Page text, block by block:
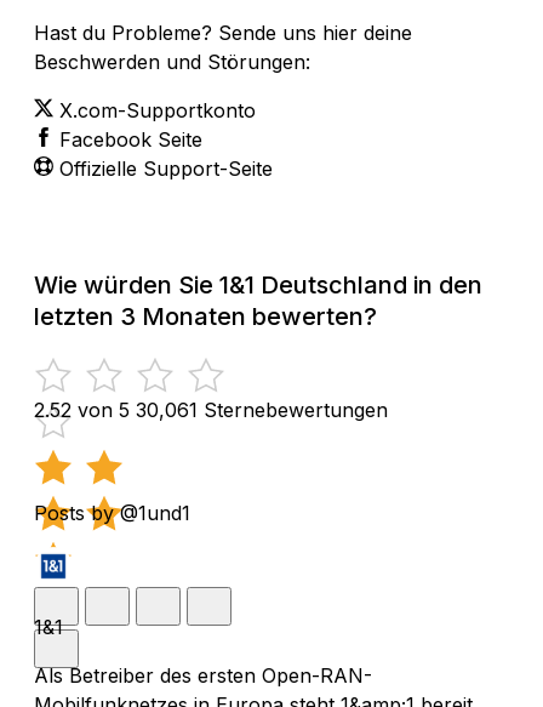
Hast du Probleme? Sende uns hier deine
Beschwerden und Störungen:
X.com-Supportkonto
Facebook Seite
Offizielle Support-Seite
Wie würden Sie 1&1 Deutschland in den
letzten 3 Monaten bewerten?
2.52 von 5 30,061 Sternebewertungen
Posts by @1und1
1&1
Als Betreiber des ersten Open-RAN-